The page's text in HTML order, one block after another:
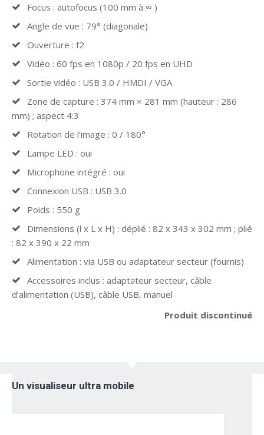
Focus : autofocus (100 mm à ∞ )
Angle de vue : 79° (diagonale)
Ouverture : f2
Vidéo : 60 fps en 1080p / 20 fps en UHD
Sortie vidéo : USB 3.0 / HMDI / VGA
Zone de capture : 374 mm × 281 mm (hauteur : 286
mm) ; aspect 4:3
Rotation de l’image : 0 / 180°
Lampe LED : oui
Microphone intégré : oui
Connexion USB : USB 3.0
Poids : 550 g
Dimensions (l x L x H) : déplié : 82 x 343 x 302 mm ; plié
: 82 x 390 x 22 mm
Alimentation : via USB ou adaptateur secteur (fournis)
Accessoires inclus : adaptateur secteur, câble
d’alimentation (USB), câble USB, manuel
Produit discontinué
Un visualiseur ultra mobile